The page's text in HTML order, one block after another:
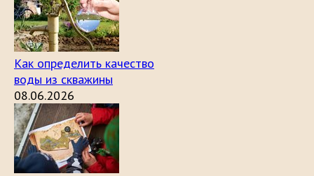
Как определить качество
воды из скважины
08.06.2026